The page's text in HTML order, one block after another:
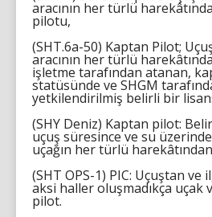
aracının her türlü
pilotu,
(SHT.6a-50) Kaptan Pilot;
aracının her türlü
işletme tarafından atanan,
statüsünde ve SHGM
yetkilendirilmiş belirli bir
(SHY Deniz) Kaptan pilot:
uçuş süresince ve su
uçağın her türlü
(SHT OPS-1) PIC: Uçuştan ve
aksi haller oluşmadıkça uçak
pilot.